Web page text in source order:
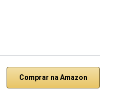
Comprar na Amazon